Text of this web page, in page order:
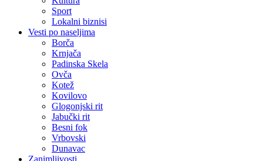
Sport
Lokalni biznisi
Vesti po naseljima
Borča
Krnjača
Padinska Skela
Ovča
Kotež
Kovilovo
Glogonjski rit
Jabučki rit
Besni fok
Vrbovski
Dunavac
Zanimljivosti